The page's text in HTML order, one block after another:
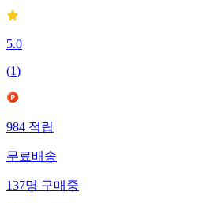
5.0
(1)
984적립
무료배송
137명구매중